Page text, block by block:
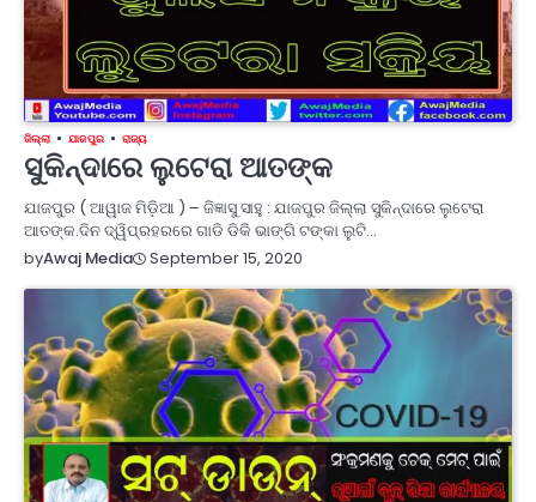
ଜିଲ୍ଲା ଯାଜପୁର ରାଜ୍ୟ
ସୁକିନ୍ଦାରେ ଲୁଟେରା ଆତଙ୍କ
ଯାଜପୁର ( ଆୱାଜ ମିଡ଼ିଆ ) – ଜିଜ୍ଞାସୁ ସାହୁ : ଯାଜପୁର ଜିଲ୍ଲା ସୁକିନ୍ଦାରେ ଲୁଟେରା
ଆତଙ୍କ.ଦିନ ଦ୍ୱିପ୍ରହରରେ ଗାଡି ଡିକି ଭାଙ୍ଗି ଟଙ୍କା ଲୁଟି…
byAwaj Media September 15, 2020